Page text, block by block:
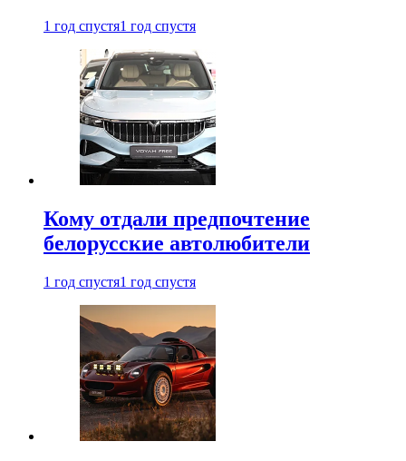
1 год спустя1 год спустя
Кому отдали предпочтение
белорусские автолюбители
1 год спустя1 год спустя